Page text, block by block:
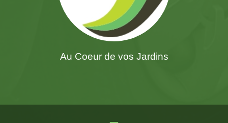
Au Coeur de vos Jardins